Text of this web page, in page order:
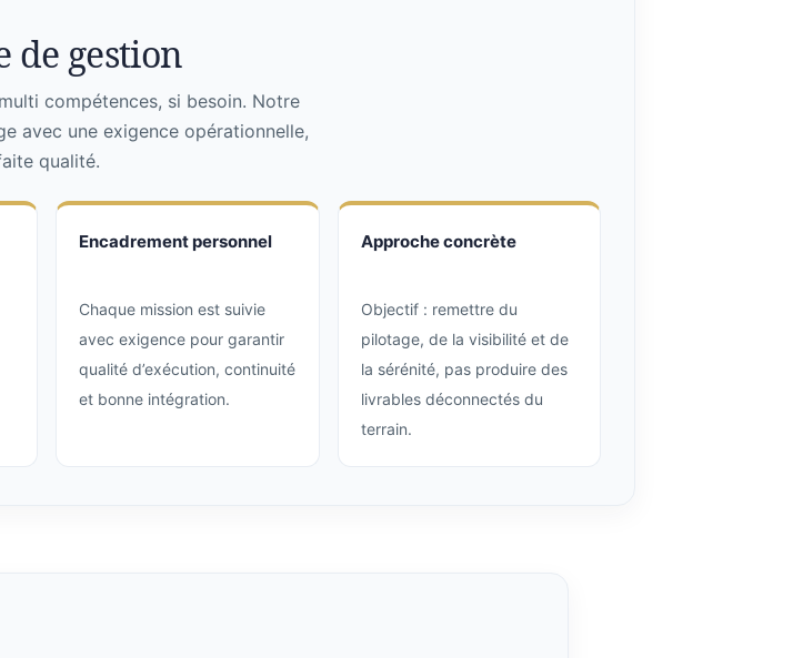
de gestion
compétences, si besoin. Notre
avec une exigence opérationnelle,
qualité.
Encadrement personnel
Chaque mission est suivie
avec exigence pour garantir
qualité d’exécution, continuité
et bonne intégration.
Approche concrète
Objectif : remettre du
pilotage, de la visibilité et de
la sérénité, pas produire des
livrables déconnectés du
terrain.